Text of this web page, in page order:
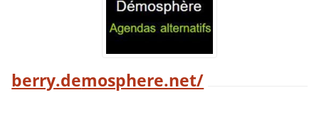
berry.demosphere.net/